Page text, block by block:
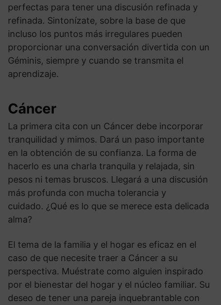
perfectas para tener una discusión refinada y
refinada. Sintonízate, sobre la base de que
incluso los puntos más irregulares pueden
proporcionar una conversación divertida con un
Géminis, siempre y cuando se transmita el
aprendizaje.
Cáncer
La primera cita con un Cáncer debe incorporar
tranquilidad y mimos. Dará un paso importante
en la obtención de su confianza. La forma de
hacerlo es una charla tranquila y relajada, sin
pesos ni temas bruscos. Llegará a una discusión
más profunda con mucha tolerancia y
cuidado. ¿Qué es lo que se merece esta delicada
alma?
El tema de la familia y el hogar es eficaz en el
caso de que necesite traer a Cáncer a su
perspectiva. Muéstrate como alguien inspirado
por el bienestar del hogar y el núcleo familiar. Su
deseo de tener una pareja inquebrantable con